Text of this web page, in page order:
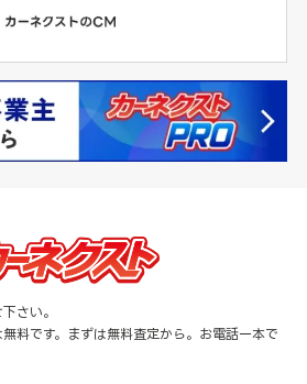
さい。
料です。まずは無料査定から。お電話一本で